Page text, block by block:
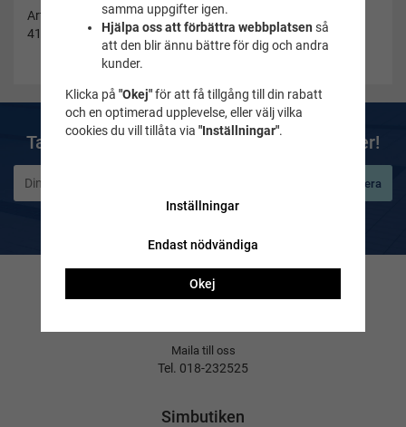
Artikelnummer:
410333-42
Ta del av våra bästa erbjudanden & nyheter!
Prenumerera
De uppgifter du matar in kommer endast användas till våra nyhetsbrev.
Kontakta oss
Maila till oss
Tel. 018-232525
Simbutiken
samma uppgifter igen.
Hjälpa oss att förbättra webbplatsen så
att den blir ännu bättre för dig och andra
kunder.
Klicka på "Okej"för att få tillgång till din rabatt
och en optimerad upplevelse, eller välj vilka
cookies du vill tillåta via "Inställningar".
Inställningar
Endast nödvändiga
Okej